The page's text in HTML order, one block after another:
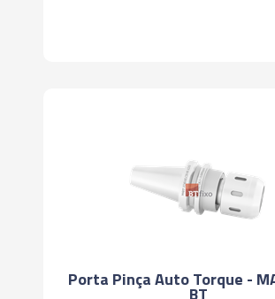
Porta Pinça Auto Torque -